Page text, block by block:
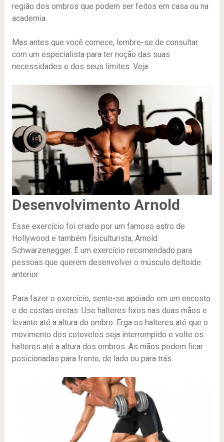
região dos ombros que podem ser feitos em casa ou na
academia.
Mas antes que você comece, lembre-se de consultar
com um especialista para ter noção das suas
necessidades e dos seus limites. Veja:
Desenvolvimento Arnold
Esse exercício foi criado por um famoso astro de
Hollywood e também fisiculturista, Arnold
Schwarzenegger. É um exercício recomendado para
pessoas que querem desenvolver o músculo deltoide
anterior.
Para fazer o exercício, sente-se apoiado em um encosto
e de costas eretas. Use halteres fixos nas duas mãos e
levante até a altura do ombro. Erga os halteres até que o
movimento dos cotovelos seja interrompido e volte os
halteres até a altura dos ombros. As mãos podem ficar
posicionadas para frente, de lado ou para trás.